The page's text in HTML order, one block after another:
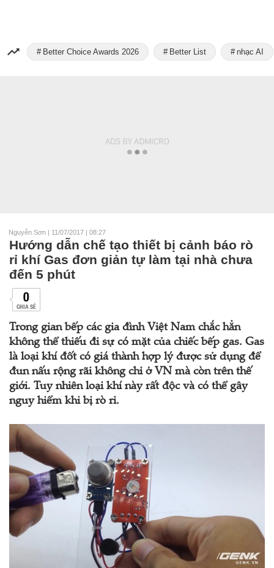
Better Choice Awards 2026 Better List nhạc AI
Nguyễn Sơn | 11/07/2017 | 08:27
Hướng dẫn chế tạo thiết bị cảnh báo rò
rỉ khí Gas đơn giản tự làm tại nhà chưa
đến 5 phút
0
CHIA SẺ
Trong gian bếp các gia đình Việt Nam chắc hẳn
không thể thiếu đi sự có mặt của chiếc bếp gas. Gas
là loại khí đốt có giá thành hợp lý được sử dụng để
đun nấu rộng rãi không chỉ ở VN mà còn trên thế
giới. Tuy nhiên loại khí này rất độc và có thể gây
nguy hiểm khi bị rò rỉ.